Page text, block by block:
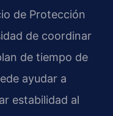
de Protección
de coordinar
de tiempo de
ayudar a
estabilidad al